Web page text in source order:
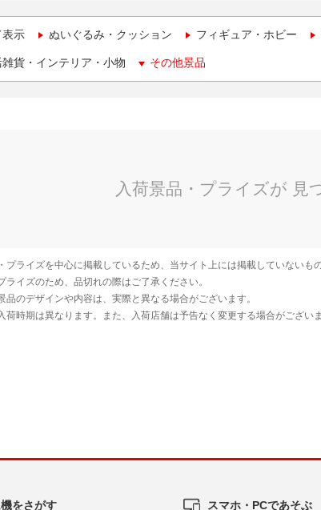
表示 ぬいぐるみ・クッション フィギュア・ホビー
貨・インテリア・小物 その他景品
をさがす スマホ・PCであそぶ